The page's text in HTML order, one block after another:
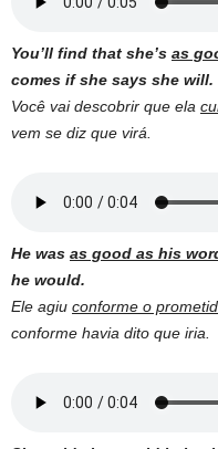
You’ll find that she’s as
comes if she says she will.
Você vai descobrir que ela
vem se diz que virá.
He was as good as his
he would.
Ele agiu conforme o
conforme havia dito que iria.